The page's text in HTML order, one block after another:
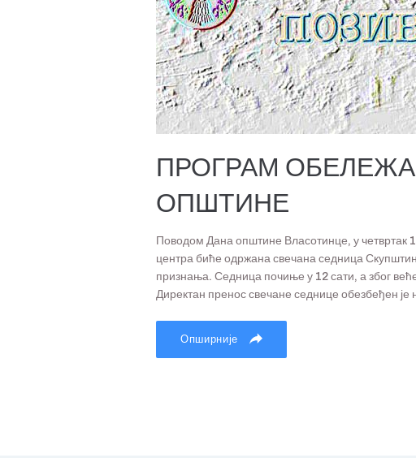
ПРОГРАМ
ОПШТИНЕ
Поводом Дана општине Власотинце, у четвртак
центра биће одржана свечана седница
признања. Седница почиње у 12 сати, а због
Директан пренос свечане седнице обезбеђен је
Опширније